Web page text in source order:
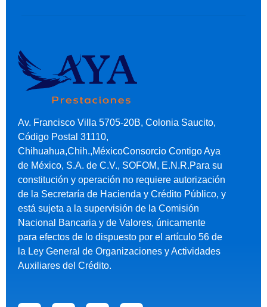
Av. Francisco Villa 5705-20B, Colonia Saucito,
Código Postal 31110,
Chihuahua,Chih.,MéxicoConsorcio Contigo Aya
de México, S.A. de C.V., SOFOM, E.N.R.Para su
constitución y operación no requiere autorización
de la Secretaría de Hacienda y Crédito Público, y
está sujeta a la supervisión de la Comisión
Nacional Bancaria y de Valores, únicamente
para efectos de lo dispuesto por el artículo 56 de
la Ley General de Organizaciones y Actividades
Auxiliares del Crédito.